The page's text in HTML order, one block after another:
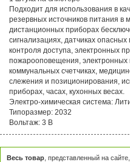
Подходит для использования в
резервных источников питания в
дистанционных приборах
сигнализациях, датчиках опасных
контроля доступа, электронных
пожарооповещения, электронных
коммунальных счетчиках,
слежения и позиционирования,
приборах, часах, кухонных весах.
Электро-химическая система:
Типоразмер: 2032
Вольтаж: 3 В
Весь товар , представленный на